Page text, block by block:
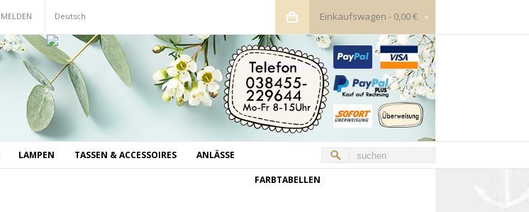
Deutsch Einkaufswagen - 0,00 €
LAMPEN TASSEN & ACCESSOIRES ANLÄSSE
FARBTABELLEN